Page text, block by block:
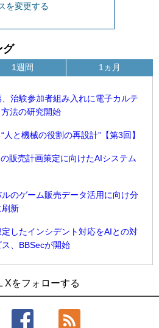
を変更する
グ
治験参加者組み入れに電子カルテ
法の研究開始
人と機械の役割の再設計”【第3回】
販売計画策定に向けたAIシステム
のゲーム販売データ活用に向け分
刷新
したインシデント対応をAIとの対
、BBSecが開始
1週間
験参加者組み入れに電子カルテとAI
究開始
1ヵ月
ンクリート充填時の異常を検出する
実装
Xをフォローする